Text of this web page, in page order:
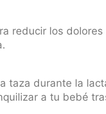
reducir los
taza durante la
a tu bebé